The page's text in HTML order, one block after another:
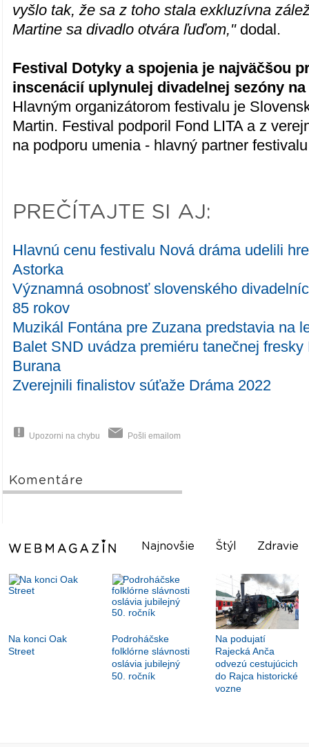
vyšlo tak, že sa z toho stala exkluzívna
Martine sa divadlo otvára ľuďom," dodal.
Festival Dotyky a spojenia je najväčšou
inscenácií uplynulej divadelnej sezóny
Hlavným organizátorom festivalu je
Martin. Festival podporil Fond LITA a z
na podporu umenia - hlavný partner
PREČÍTAJTE SI AJ:
Hlavnú cenu festivalu Nová dráma udelili
Astorka
Významná osobnosť slovenského
85 rokov
Muzikál Fontána pre Zuzana predstavia na
Balet SND uvádza premiéru tanečnej
Burana
Zverejnili finalistov súťaže Dráma 2022
Upozorni na chybu Pošli emailom
Komentáre
Najnovšie Štýl Zdravie
Na konci Oak
Street
Podroháčske
folklórne slávnosti
oslávia jubilejný
50. ročník
Na podujatí
Rajecká Anča
odvezú cestujúcich
do Rajca historické
vozne